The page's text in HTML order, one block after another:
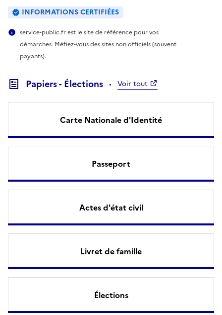
INFORMATIONS CERTIFIÉES
service-public.fr est le site de référence pour vos
démarches. Méfiez-vous des sites non officiels (souvent
payants).
Papiers - Élections Voir tout
Carte Nationale d'Identité
Passeport
Actes d'état civil
Livret de famille
Élections